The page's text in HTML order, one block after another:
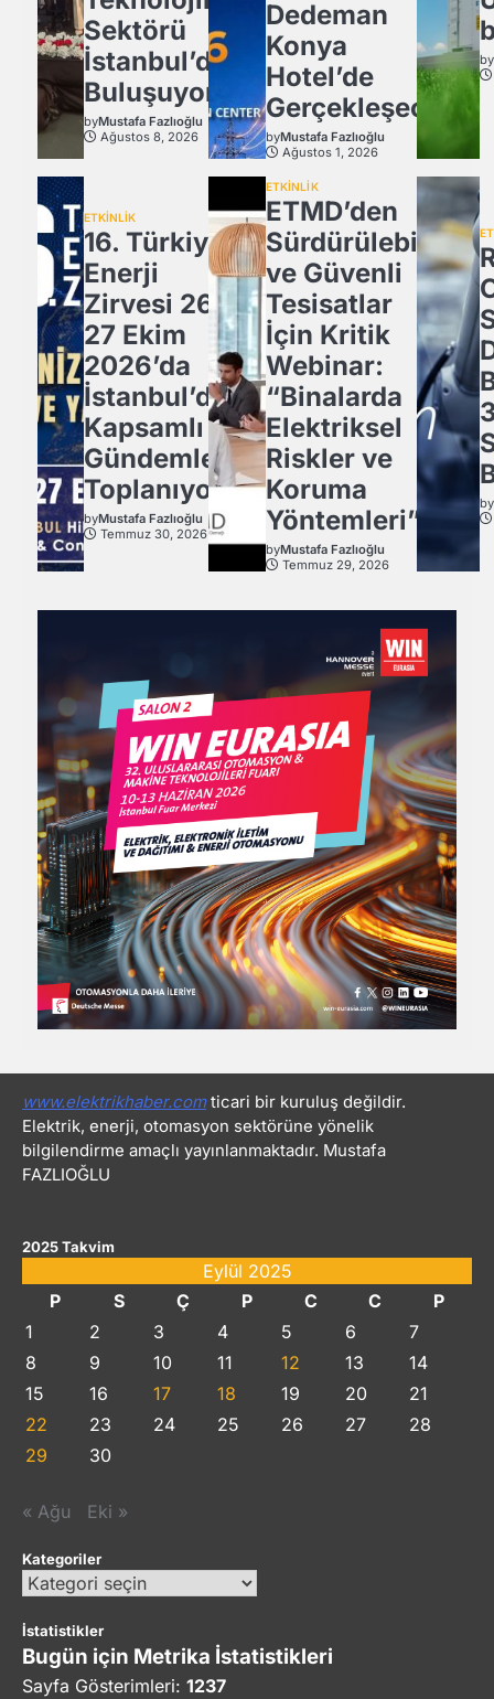
Sektörü
İstanbul’da
Buluşuyor!
byMustafa Fazlıoğlu
Ağustos 8, 2026
Dedeman
Konya
Hotel’de
Gerçekleşecek
byMustafa Fazlıoğlu
Ağustos 1, 2026
by
ETKİNLİK
16. Türkiye
Enerji
Zirvesi 26-
27 Ekim
2026’da
İstanbul’da
Kapsamlı
Gündemle
Toplanıyor.
byMustafa Fazlıoğlu
Temmuz 30, 2026
ETKİNLİK
ETMD’den
Sürdürülebilir
ve Güvenli
Tesisatlar
İçin Kritik
Webinar:
“Binalarda
Elektriksel
Riskler ve
Koruma
Yöntemleri”
byMustafa Fazlıoğlu
Temmuz 29, 2026
by
www.elektrikhaber.comticari bir kuruluş değildir.
Elektrik, enerji, otomasyon sektörüne yönelik
bilgilendirme amaçlı yayınlanmaktadır. Mustafa
FAZLIOĞLU
2025 Takvim
Eylül 2025
P
S Ç P C C
P
1
2 3 4 5 6
7
8
9 10 11 12 13
14
15
16 17 18 19 20
21
22
23 24 25 26 27
28
29
30
« Ağu Eki »
Kategoriler
Kategoriler
İstatistikler
Bugün için Metrika İstatistikleri
Sayfa Gösterimleri: 1237